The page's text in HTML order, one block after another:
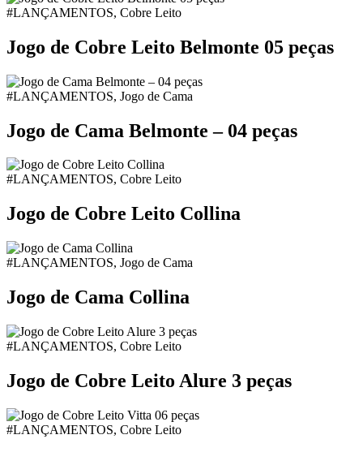
#LANÇAMENTOS, Cobre Leito
Jogo de Cobre Leito Belmonte 05 peças
#LANÇAMENTOS, Jogo de Cama
Jogo de Cama Belmonte – 04 peças
#LANÇAMENTOS, Cobre Leito
Jogo de Cobre Leito Collina
#LANÇAMENTOS, Jogo de Cama
Jogo de Cama Collina
#LANÇAMENTOS, Cobre Leito
Jogo de Cobre Leito Alure 3 peças
#LANÇAMENTOS, Cobre Leito